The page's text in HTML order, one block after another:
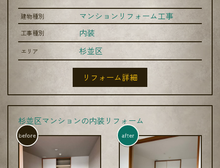
建物種別 マンションリフォーム工事
工事種別 内装
エリア 杉並区
リフォーム詳細
杉並区マンションの内装リフォーム
before after